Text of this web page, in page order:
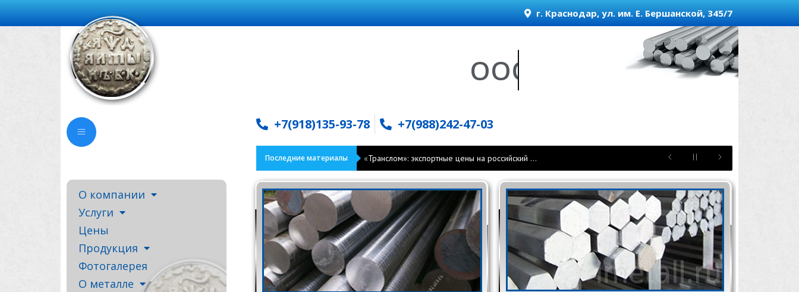
г. Краснодар, ул. им. Е. Бершанской, 345/7
ООО "АЛТЫН"
+7(918)135-93-78 +7(988)242-47-03
Последние материалы «Транслом»: экспортные цены на российский …
О компании
Услуги
Цены
Продукция
Фотогалерея
О металле